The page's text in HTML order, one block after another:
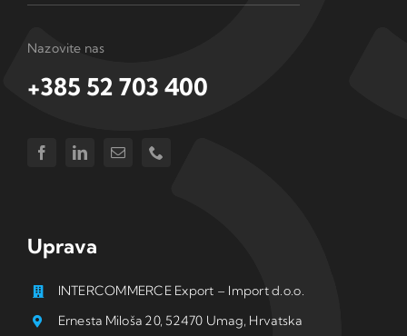
Nazovite nas
+385 52 703 400
Uprava
INTERCOMMERCE Export – Import d.o.o.
Ernesta Miloša 20, 52470 Umag, Hrvatska